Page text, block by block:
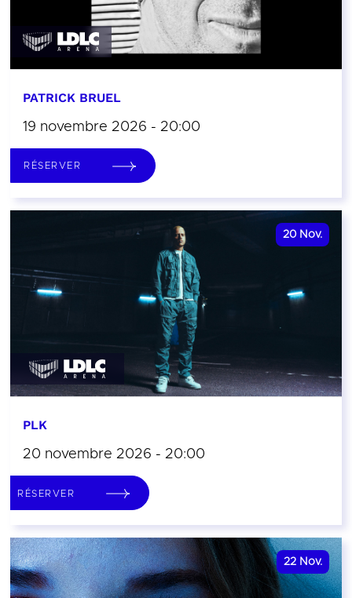
PATRICK BRUEL
19 novembre 2026 - 20:00
RÉSERVER
20 Nov.
PLK
20 novembre 2026 - 20:00
RÉSERVER
22 Nov.